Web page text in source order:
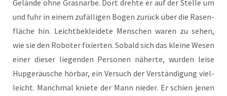
Gelän­de ohne Gras­nar­be. Dort dreh­te er auf der Stel­le um
und fuhr in einem zufäl­li­gen Bogen zurück über die Rasen­
flä­che hin. Leicht­be­klei­de­te Men­schen waren zu sehen,
wie sie den Robo­ter fixier­ten. Sobald sich das klei­ne Wesen
einer die­ser lie­gen­den Per­so­nen näher­te, wur­den lei­se
Hup­ge­räu­sche hör­bar, ein Ver­such der Ver­stän­di­gung viel­
leicht. Manch­mal knie­te der Mann nie­der. Er schien jenen